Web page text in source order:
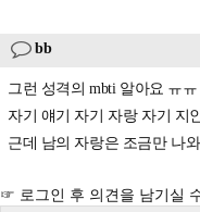
bb
그런 성격의 mbti 알아요 ㅠㅠ
자기 얘기 자기 자랑 자기 지
근데 남의 자랑은 조금만 나
☞ 로그인 후 의견을 남기실